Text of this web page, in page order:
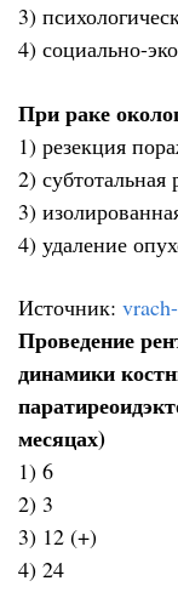
3)
4) социально-
При раке
1) резекция
2)
3)
4) удаление
Источник:
Проведение
динамики
месяцах)
1) 6
2) 3
3) 12 (+)
4) 24